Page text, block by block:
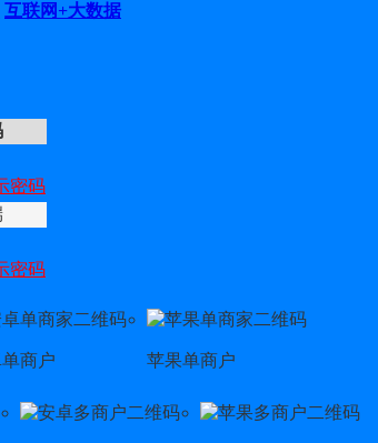
互联网+大数据
密码
密码
商户 苹果单商户